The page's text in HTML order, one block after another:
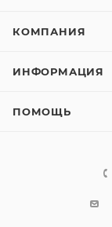
КОМПАНИЯ
ИНФОРМАЦИЯ
ПОМОЩЬ